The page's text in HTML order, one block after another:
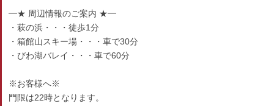
━★ 周辺情報のご案内 ★━
・萩の浜・・・徒歩1分
・箱館山スキー場・・・車で30分
・びわ湖バレイ・・・車で60分
※お客様へ※
門限は22時となります。